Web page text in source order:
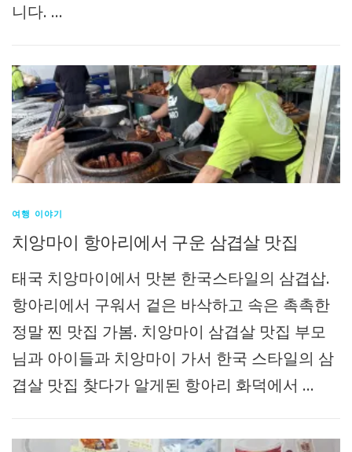
니다. …
여행 이야기
치앙마이 항아리에서 구운 삼겹살 맛집
태국 치앙마이에서 맛본 한국스타일의 삼겹삽.
항아리에서 구워서 겉은 바삭하고 속은 촉촉한
정말 찐 맛집 가봄. 치앙마이 삼겹살 맛집 부모
님과 아이들과 치앙마이 가서 한국 스타일의 삼
겹살 맛집 찾다가 알게된 항아리 화덕에서 …